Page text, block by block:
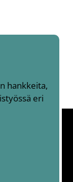
hankkeita,
eri